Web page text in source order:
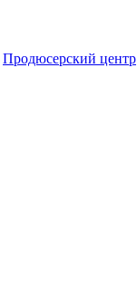
Продюсерский центр